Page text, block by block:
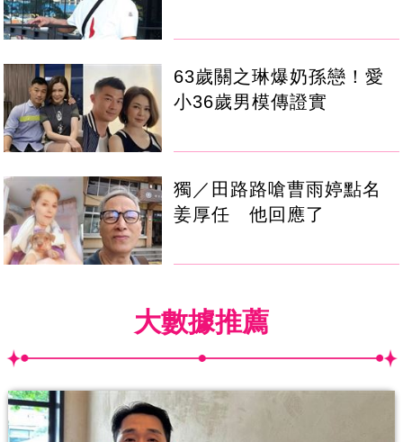
63歲關之琳爆奶孫戀！愛
小36歲男模傳證實
獨／田路路嗆曹雨婷點名
姜厚任 他回應了
大數據推薦